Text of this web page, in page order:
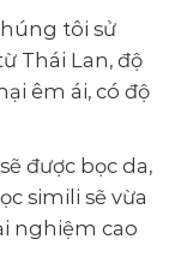
tôi sử
Thái Lan, độ
êm ái, có độ
được bọc da,
simili sẽ vừa
nghiệm cao